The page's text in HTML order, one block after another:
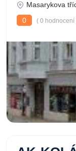
Masarykova
0
( 0 hodnocení